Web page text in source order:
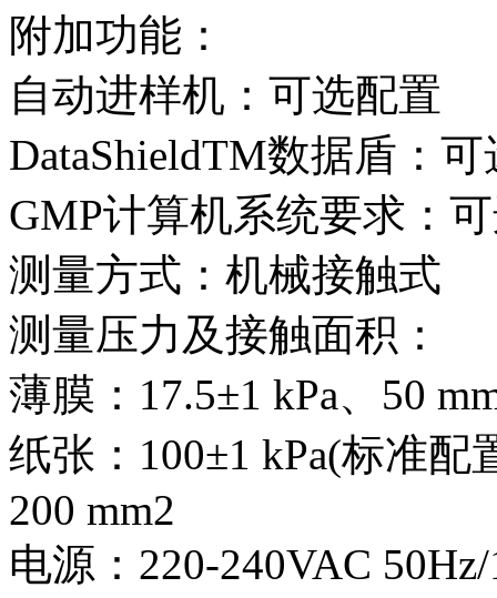
附加功能：
自动进样机：可选配置
DataShieldTM数据盾：
GMP计算机系统要求：
测量方式：机械接触式
测量压力及接触面积：
薄膜：17.5±1 kPa、50
纸张：100±1 kPa(标准配
200 mm2
电源：220-240VAC